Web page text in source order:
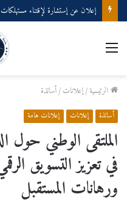
إعلان عن إستشارة لإقتناء مستهلكات
القائمة
الرئيسية/إعلانات/أساتذة
أساتذة إعلانات إعلانات هامة
الملتقى الوطني حول
في تعزيز التسويق
ورهانات المستقبل